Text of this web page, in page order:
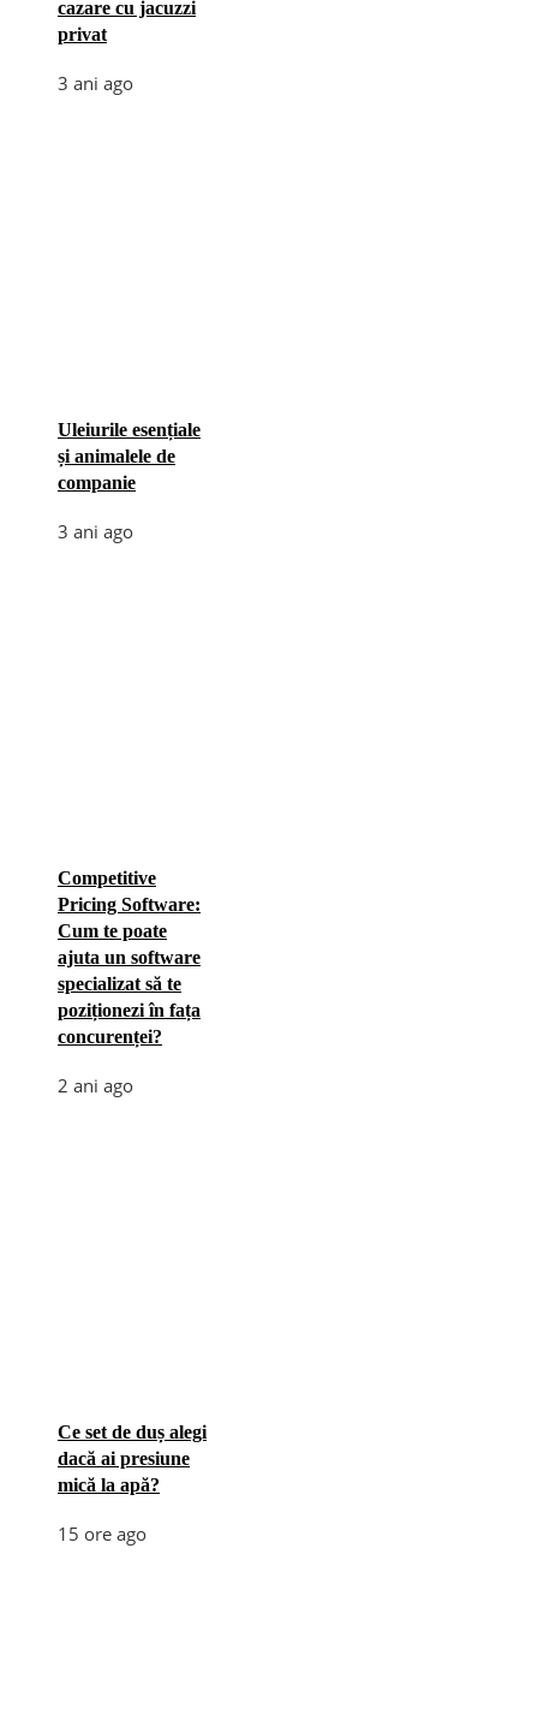
cazare cu jacuzzi
privat
3 ani ago
Uleiurile esențiale
și animalele de
companie
3 ani ago
Competitive
Pricing Software:
Cum te poate
ajuta un software
specializat să te
poziționezi în fața
concurenței?
2 ani ago
Ce set de duș alegi
dacă ai presiune
mică la apă?
15 ore ago